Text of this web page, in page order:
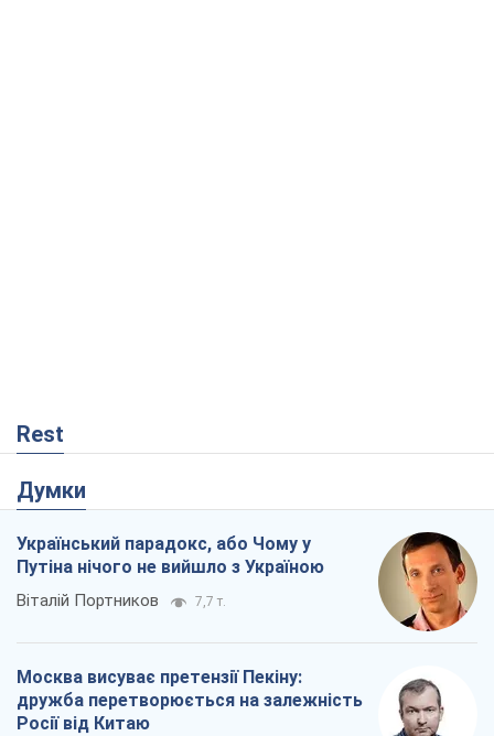
Rest
Думки
Український парадокс, або Чому у
Путіна нічого не вийшло з Україною
Віталій Портников 7,7 т.
Москва висуває претензії Пекіну:
дружба перетворюється на залежність
Росії від Китаю